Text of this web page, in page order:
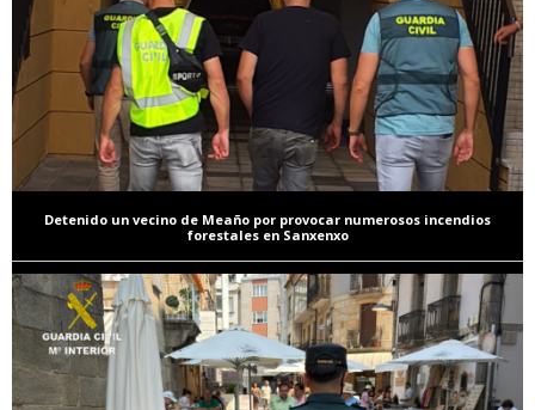
Detenido un vecino de Meaño por provocar numerosos incendios
forestales en Sanxenxo